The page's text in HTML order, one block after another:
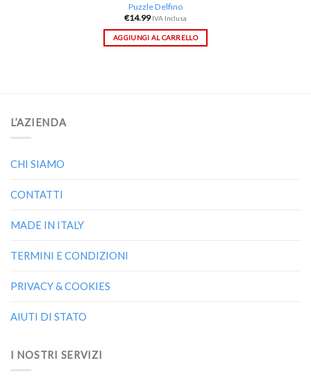
Puzzle Delfino
€14.99 IVA Inclusa
AGGIUNGI AL CARRELLO
L’AZIENDA
CHI SIAMO
CONTATTI
MADE IN ITALY
TERMINI E CONDIZIONI
PRIVACY & COOKIES
AIUTI DI STATO
I NOSTRI SERVIZI